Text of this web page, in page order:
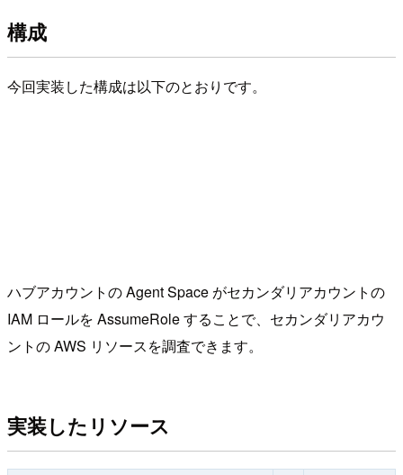
構成
今回実装した構成は以下のとおりです。
ハブアカウントの Agent Space がセカンダリアカウントの
IAM ロールを AssumeRole することで、セカンダリアカウ
ントの AWS リソースを調査できます。
実装したリソース